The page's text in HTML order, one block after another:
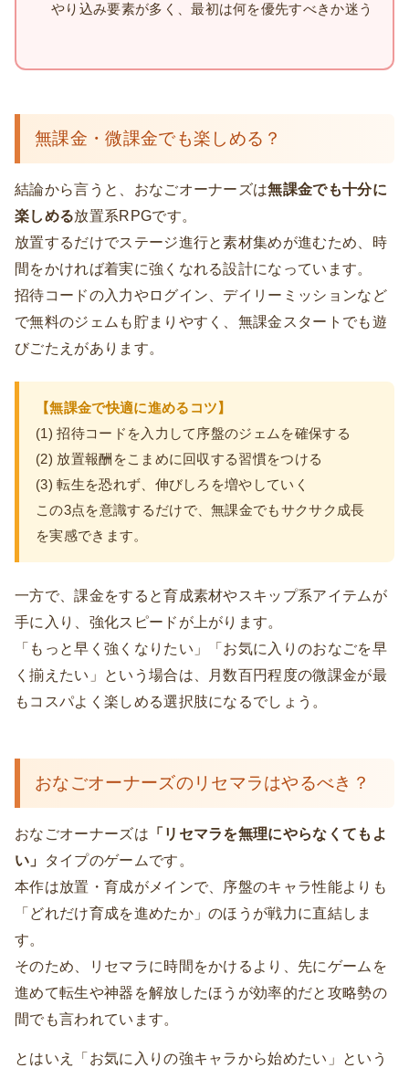
やり込み要素が多く、最初は何を優先すべきか迷う
無課金・微課金でも楽しめる？
結論から言うと、おなごオーナーズは無課金でも十分に
楽しめる放置系RPGです。
放置するだけでステージ進行と素材集めが進むため、時
間をかければ着実に強くなれる設計になっています。
招待コードの入力やログイン、デイリーミッションなど
で無料のジェムも貯まりやすく、無課金スタートでも遊
びごたえがあります。
【無課金で快適に進めるコツ】
(1) 招待コードを入力して序盤のジェムを確保する
(2) 放置報酬をこまめに回収する習慣をつける
(3) 転生を恐れず、伸びしろを増やしていく
この3点を意識するだけで、無課金でもサクサク成長
を実感できます。
一方で、課金をすると育成素材やスキップ系アイテムが
手に入り、強化スピードが上がります。
「もっと早く強くなりたい」「お気に入りのおなごを早
く揃えたい」という場合は、月数百円程度の微課金が最
もコスパよく楽しめる選択肢になるでしょう。
おなごオーナーズのリセマラはやるべき？
おなごオーナーズは 「リセマラを無理にやらなくてもよ
い」
タイプのゲームです。
本作は放置・育成がメインで、序盤のキャラ性能よりも
「どれだけ育成を進めたか」のほうが戦力に直結しま
す。
そのため、リセマラに時間をかけるより、先にゲームを
進めて転生や神器を解放したほうが効率的だと攻略勢の
間でも言われています。
とはいえ「お気に入りの強キャラから始めたい」という